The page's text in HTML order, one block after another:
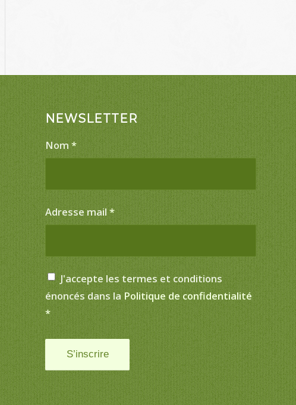
NEWSLETTER
Nom*
Adresse mail*
J'accepte les termes et conditions
énoncés dans la Politique de confidentialité
*